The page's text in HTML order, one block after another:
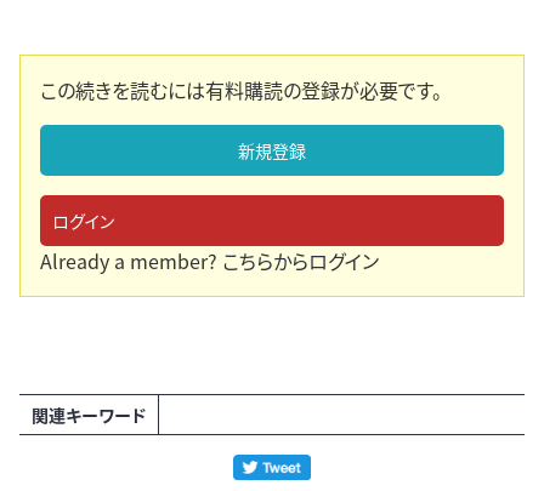
この続きを読むには有料購読の登録が必要です。
新規登録
ログイン
Already a member? こちらからログイン
関連キーワード